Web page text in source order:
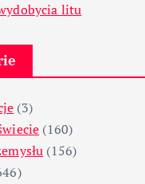
litu
(3)
(160)
(156)